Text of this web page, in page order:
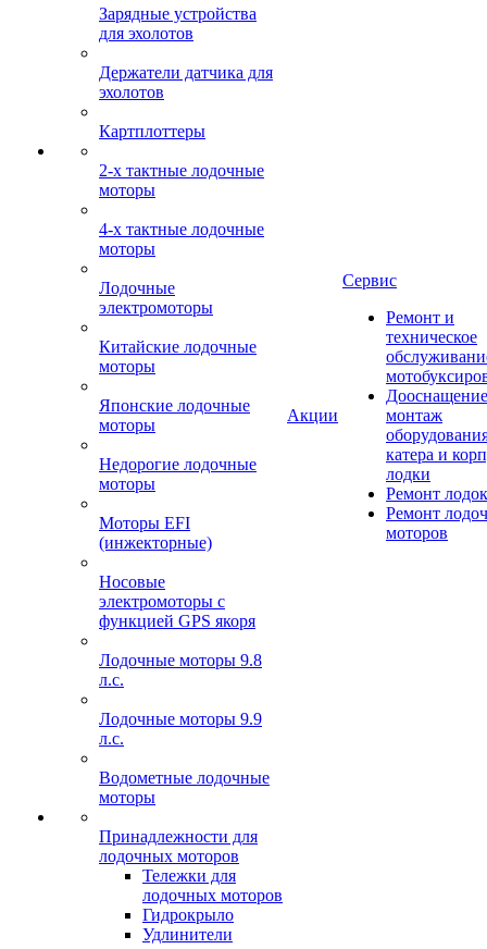
Зарядные устройства
для эхолотов
Держатели датчика для
эхолотов
Картплоттеры
2-х тактные лодочные
моторы
4-х тактные лодочные
моторы
Лодочные
электромоторы
Китайские лодочные
моторы
Японские лодочные
моторы
Недорогие лодочные
моторы
Моторы EFI
(инжекторные)
Носовые
электромоторы с
функцией GPS якоря
Лодочные моторы 9.8
л.с.
Лодочные моторы 9.9
л.с.
Водометные лодочные
моторы
Принадлежности для
лодочных моторов
Тележки для
лодочных моторов
Гидрокрыло
Удлинители
Акции
Сервис
Ремонт и
техническое
монтаж
катера и
лодки
Ремонт
Ремонт
моторов